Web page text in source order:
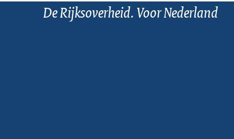
De Rijksoverheid. Voor Nederland